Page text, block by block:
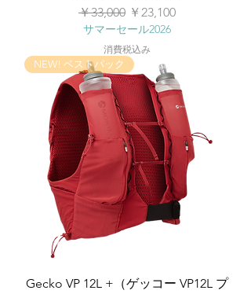
通常価格
￥33,000 セール価格
￥23,100
サマーセール2026
消費税込み
NEW! ベストパック
Gecko VP 12L +（ゲッコー VP12L プ